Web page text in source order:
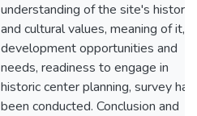
understanding of the site's
and cultural values, meaning of it,
development opportunities and
needs, readiness to engage in
historic center planning, survey has
been conducted. Conclusion and